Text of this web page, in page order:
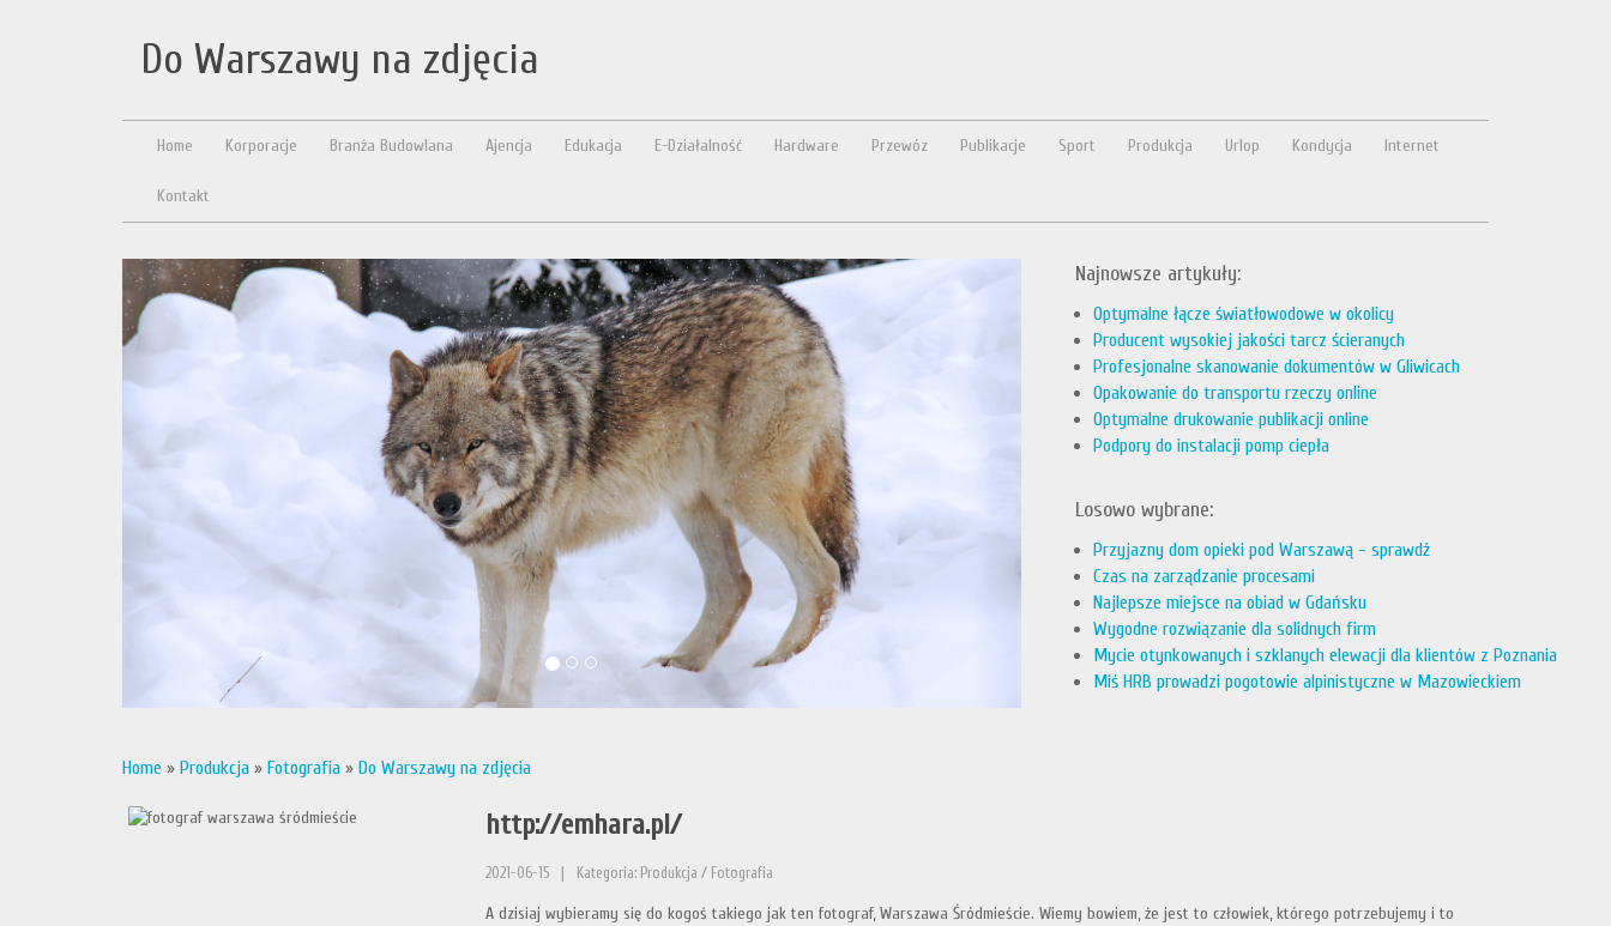
Do Warszawy na zdjęcia
Home Korporacje Branża Budowlana Ajencja Edukacja E-Działalność Hardware Przewóz Publikacje Sport Produkcja Urlop Kondycja Internet
Kontakt
Najnowsze artykuły:
Optymalne łącze światłowodowe w okolicy
Producent wysokiej jakości tarcz ścieranych
Profesjonalne skanowanie dokumentów w Gliwicach
Opakowanie do transportu rzeczy online
Optymalne drukowanie publikacji online
Podpory do instalacji pomp ciepła
Losowo wybrane:
Przyjazny dom opieki pod Warszawą - sprawdź
Czas na zarządzanie procesami
Najlepsze miejsce na obiad w Gdańsku
Wygodne rozwiązanie dla solidnych firm
Mycie otynkowanych i szklanych elewacji dla klientów z Poznania
Miś HRB prowadzi pogotowie alpinistyczne w Mazowieckiem
Home » Produkcja » Fotografia » Do Warszawy na zdjęcia
http://emhara.pl/
2021-06-15 Kategoria: Produkcja / Fotografia
A dzisiaj wybieramy się do kogoś takiego jak ten fotograf, Warszawa Śródmieście. Wiemy bowiem, że jest to człowiek, którego potrzebujemy i to